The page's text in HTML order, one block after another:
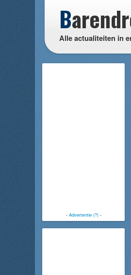
B
Alle actualiteiten in
- Advertentie (?)-